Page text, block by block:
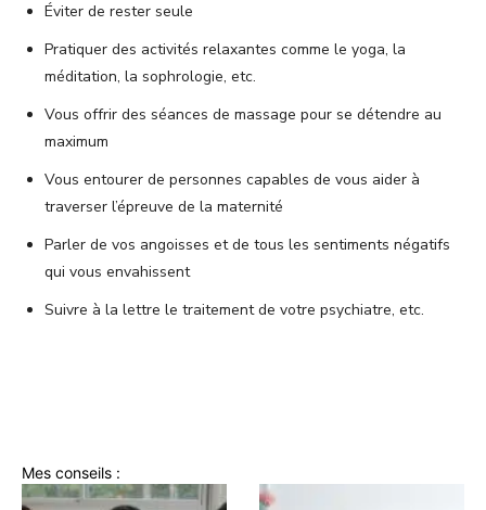
Éviter de rester seule
Pratiquer des activités relaxantes comme le yoga, la
méditation, la sophrologie, etc.
Vous offrir des séances de massage pour se détendre au
maximum
Vous entourer de personnes capables de vous aider à
traverser l’épreuve de la maternité
Parler de vos angoisses et de tous les sentiments négatifs
qui vous envahissent
Suivre à la lettre le traitement de votre psychiatre, etc.
Mes conseils :